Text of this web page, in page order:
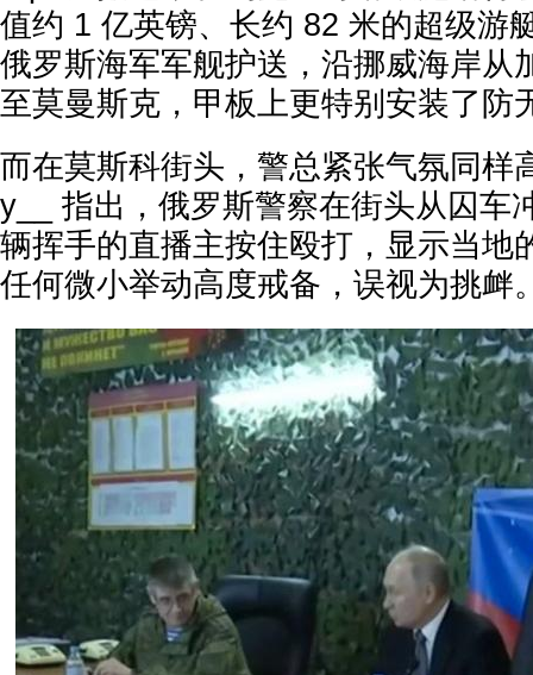
值约 1 亿英镑、长约 82 米的超级游
俄罗斯海军军舰护送，沿挪威海岸从
至莫曼斯克，甲板上更特别安装了防
而在莫斯科街头，警总紧张气氛同样
y__ 指出，俄罗斯警察在街头从囚车
辆挥手的直播主按住殴打，显示当地
任何微小举动高度戒备，误视为挑衅